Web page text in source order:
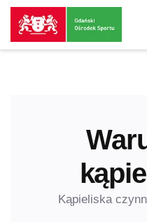
Przejdź
treści
Przejdź
do
strony
Kąpieliska